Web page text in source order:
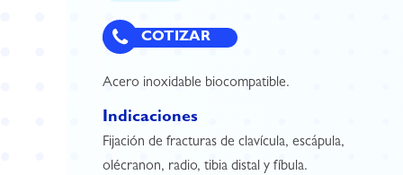
COTIZAR
Acero inoxidable biocompatible.
Indicaciones
Fijación de fracturas de clavícula, escápula,
olécranon, radio, tibia distal y fíbula.